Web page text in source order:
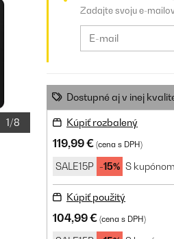
1/8
Zadajte svoju e-
Dostupné aj v inej
Kúpiť rozbalený
119,99 € (cena s DPH)
SALE15P -15% S
Kúpiť použitý
104,99 € (cena s DPH)